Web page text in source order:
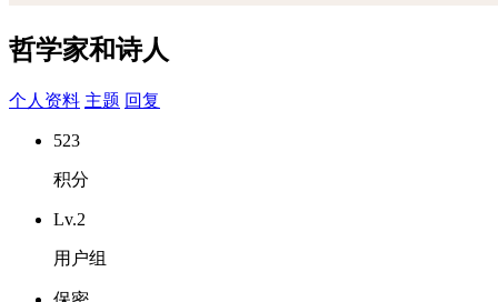
哲学家和诗人
个人资料 主题 回复
523
积分
Lv.2
用户组